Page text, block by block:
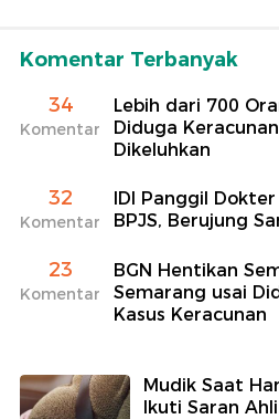
Komentar Terbanyak
34
Komentar
Lebih dari 700
Diduga
Dikeluhkan
32
Komentar
IDI Panggil
BPJS, Berujung
23
Komentar
BGN Hentikan
Semarang usai
Kasus Keracunan
Mudik Saat
Ikuti Saran